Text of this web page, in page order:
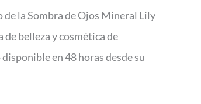
la Sombra de Ojos Mineral Lily
belleza y cosmética de
en 48 horas desde su